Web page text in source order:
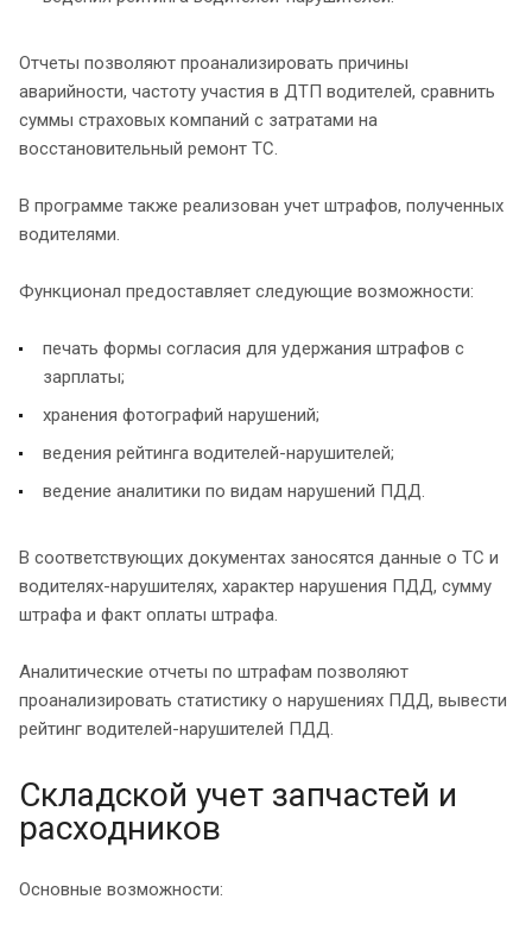
Отчеты позволяют проанализировать причины
аварийности, частоту участия в ДТП водителей, сравнить
суммы страховых компаний с затратами на
восстановительный ремонт ТС.
В программе также реализован учет штрафов, полученных
водителями.
Функционал предоставляет следующие возможности:
печать формы согласия для удержания штрафов с
зарплаты;
хранения фотографий нарушений;
ведения рейтинга водителей-нарушителей;
ведение аналитики по видам нарушений ПДД.
В соответствующих документах заносятся данные о ТС и
водителях-нарушителях, характер нарушения ПДД, сумму
штрафа и факт оплаты штрафа.
Аналитические отчеты по штрафам позволяют
проанализировать статистику о нарушениях ПДД, вывести
рейтинг водителей-нарушителей ПДД.
Складской учет запчастей и
расходников
Основные возможности: